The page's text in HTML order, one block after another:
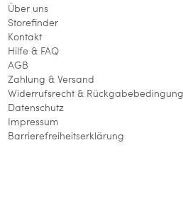
Über uns
Storefinder
Kontakt
Hilfe & FAQ
AGB
Zahlung & Versand
Widerrufsrecht &
Datenschutz
Impressum
Barrierefreiheitserklärung